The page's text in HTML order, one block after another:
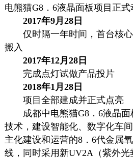
电熊猫G8．6液晶面板项目正式
2017年9月28日
仅时隔一年时间，首台核
搬入
2017年12月28日
完成点灯试做产品投片
2018年1月28日
项目全部建成并正式点亮
成都中电熊猫G8．6液晶
技术，建设智能化、数字化车
主化建设和运营的8．6代金属
线，同时采用新UV2A（紫外光